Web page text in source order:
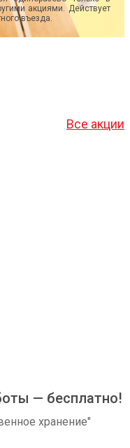
акциями. Действует
въезда.
Все акции
— бесплатно!
хранение"